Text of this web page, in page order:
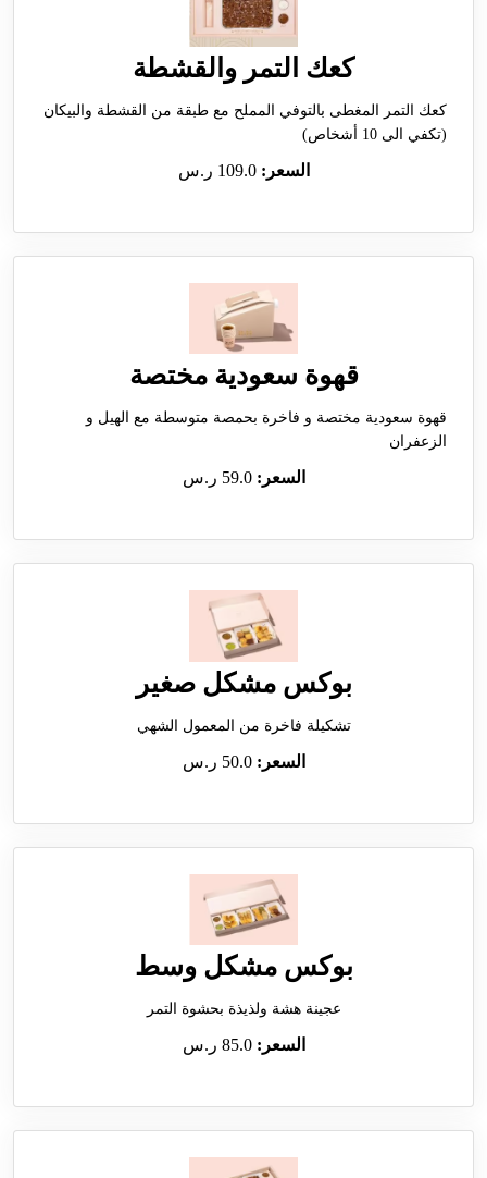
كعك التمر والقشطة
كعك التمر المغطى بالتوفي المملح مع طبقة من القشطة والبيكان
(تكفي الى 10 أشخاص)
السعر:109.0 ر.س
قهوة سعودية مختصة
قهوة سعودية مختصة و فاخرة بحمصة متوسطة مع الهيل و
الزعفران
السعر:59.0 ر.س
بوكس مشكل صغير
تشكيلة فاخرة من المعمول الشهي
السعر:50.0 ر.س
بوكس مشكل وسط
عجينة هشة ولذيذة بحشوة التمر
السعر:85.0 ر.س